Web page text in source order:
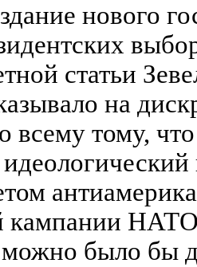
нового
статьи
на
всему тому,
кампании
было бы